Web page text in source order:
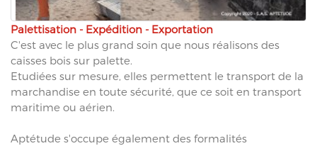
Palettisation - Expédition - Exportation
C'est avec le plus grand soin que nous réalisons des
caisses bois sur palette.
Etudiées sur mesure, elles permettent le transport de la
marchandise en toute sécurité, que ce soit en transport
maritime ou aérien.
Aptétude s'occupe également des formalités